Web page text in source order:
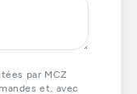
par MCZ
et, avec